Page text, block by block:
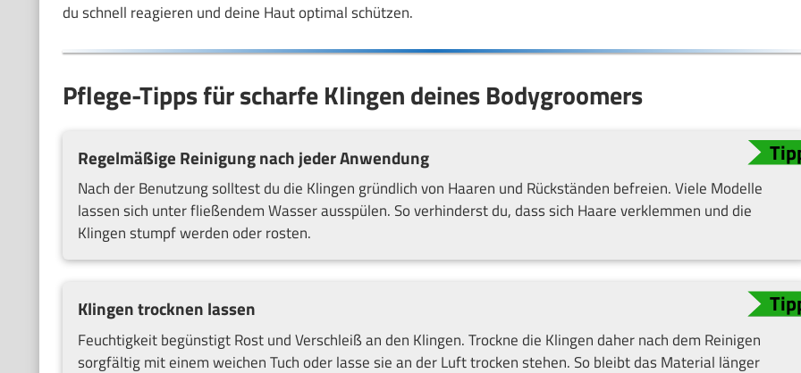
du schnell reagieren und deine Haut optimal schützen.
Pflege-Tipps für scharfe Klingen deines Bodygroomers
Regelmäßige Reinigung nach jeder Anwendung
Nach der Benutzung solltest du die Klingen gründlich von Haaren und Rückständen befreien. Viele Modelle
lassen sich unter fließendem Wasser ausspülen. So verhinderst du, dass sich Haare verklemmen und die
Klingen stumpf werden oder rosten.
Klingen trocknen lassen
Feuchtigkeit begünstigt Rost und Verschleiß an den Klingen. Trockne die Klingen daher nach dem Reinigen
sorgfältig mit einem weichen Tuch oder lasse sie an der Luft trocken stehen. So bleibt das Material länger